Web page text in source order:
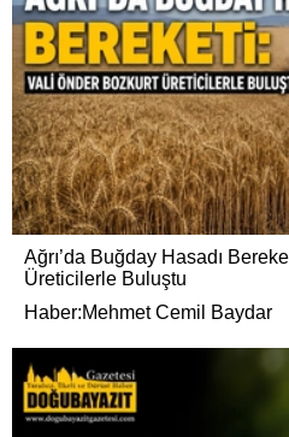
Ağrı’da Buğday Hasadı
Üreticilerle Buluştu
Haber:Mehmet Cemil Baydar